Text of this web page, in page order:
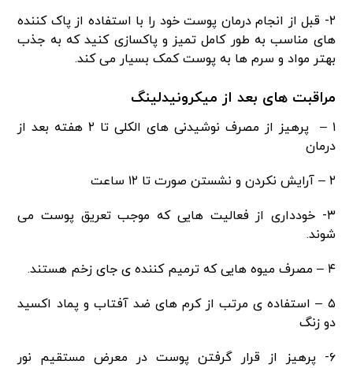
۲- قبل از انجام درمان پوست خود را با استفاده از پاک کننده
های مناسب به طور کامل تمیز و پاکسازی کنید که به جذب
بهتر مواد و سرم ها به پوست کمک بسیار می کند.
مراقبت های بعد از میکرونیدلینگ
۱ – پرهیز از مصرف نوشیدنی های الکلی تا ۲ هفته بعد از
درمان
۲ – آرایش نکردن و نشستن صورت تا ۱۲ ساعت
۳- خودداری از فعالیت هایی که موجب تعریق پوست می
شوند.
۴ – مصرف میوه هایی که ترمیم کننده ی جای زخم هستند.
۵ – استفاده ی مرتب از کرم های ضد آفتاب و پماد اکسید
دو زنگ
۶- پرهیز از قرار گرفتن‌ پوست در معرض مستقیم نور